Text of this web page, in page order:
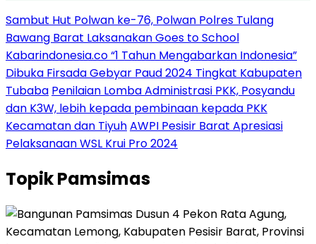
Sambut Hut Polwan ke-76, Polwan Polres Tulang
Bawang Barat Laksanakan Goes to School
Kabarindonesia.co “1 Tahun Mengabarkan Indonesia”
Dibuka Firsada Gebyar Paud 2024 Tingkat Kabupaten
Tubaba Penilaian Lomba Administrasi PKK, Posyandu
dan K3W, lebih kepada pembinaan kepada PKK
Kecamatan dan TiyuhAWPI Pesisir Barat Apresiasi
Pelaksanaan WSL Krui Pro 2024
TopikPamsimas